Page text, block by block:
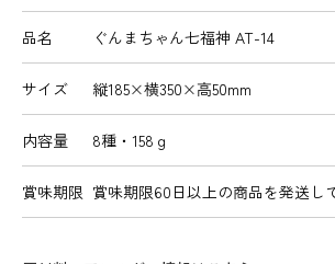
品名 ぐんまちゃん七福神 AT-14
サイズ 縦185×横350×高50mm
内容量 8種・158ｇ
賞味期限 賞味期限60日以上の商品を発送し